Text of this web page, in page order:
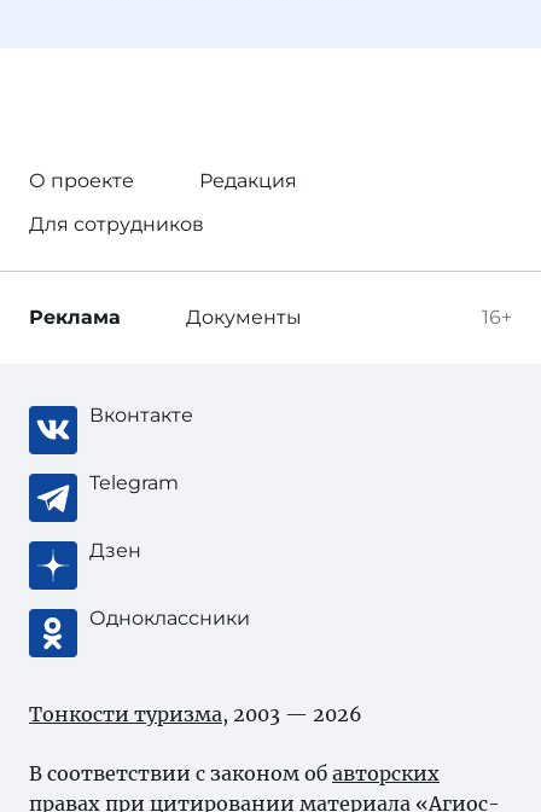
О проекте
Редакция
Для сотрудников
16+
Реклама Документы
Вконтакте
Telegram
Дзен
Одноклассники
Тонкости туризма, 2003 — 2026
В соответствии с законом об авторских
правах при цитировании материала «Агиос-